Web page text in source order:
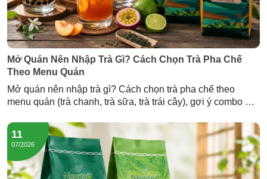
Mở Quán Nên Nhập Trà Gì? Cách Chọn Trà Pha Chế
Theo Menu Quán
Mở quán nên nhập trà gì? Cách chọn trà pha chế theo
menu quán (trà chanh, trà sữa, trà trái cây), gợi ý combo mở
11
07/2026